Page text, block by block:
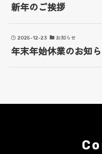
新年のご挨拶
2025-12-23 お知らせ
年末年始休業のお知